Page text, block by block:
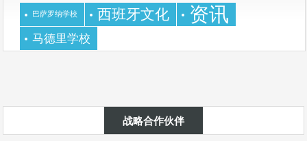
巴萨罗纳学校 西班牙文化 资讯
马德里学校
战略合作伙伴